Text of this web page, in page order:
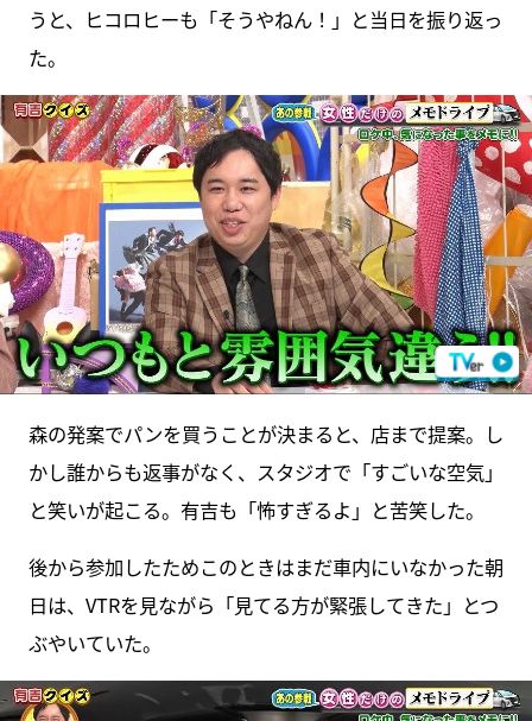
うと、ヒコロヒーも「そうやねん！」と当日を振り返っ
た。
森の発案でパンを買うことが決まると、店まで提案。し
かし誰からも返事がなく、スタジオで「すごいな空気」
と笑いが起こる。有吉も「怖すぎるよ」と苦笑した。
後から参加したためこのときはまだ車内にいなかった朝
日は、VTRを見ながら「見てる方が緊張してきた」とつ
ぶやいていた。